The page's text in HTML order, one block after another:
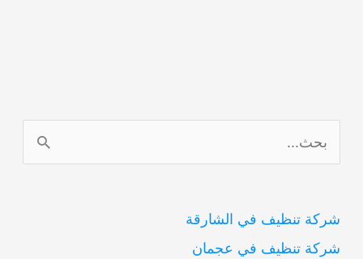
ل
ح
ث
شركة تنظيف في الشارقة
شركة تنظيف في عجمان